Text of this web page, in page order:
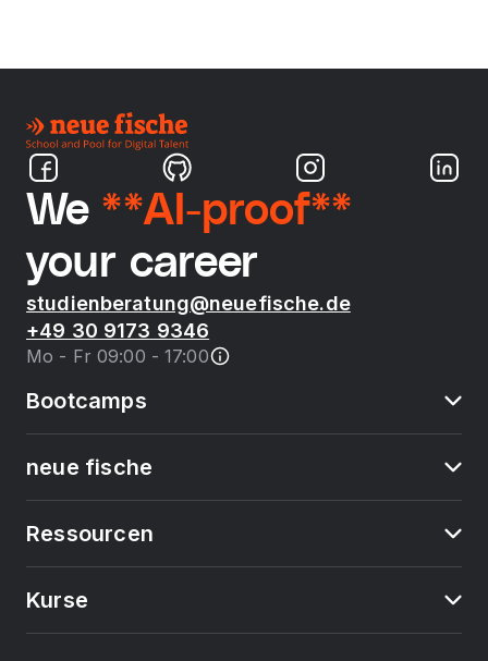
We **AI-proof**
your career
studienberatung@neuefische.de
+49 30 9173 9346
Mo - Fr 09:00 - 17:00
Bootcamps
neue fische
Ressourcen
Kurse